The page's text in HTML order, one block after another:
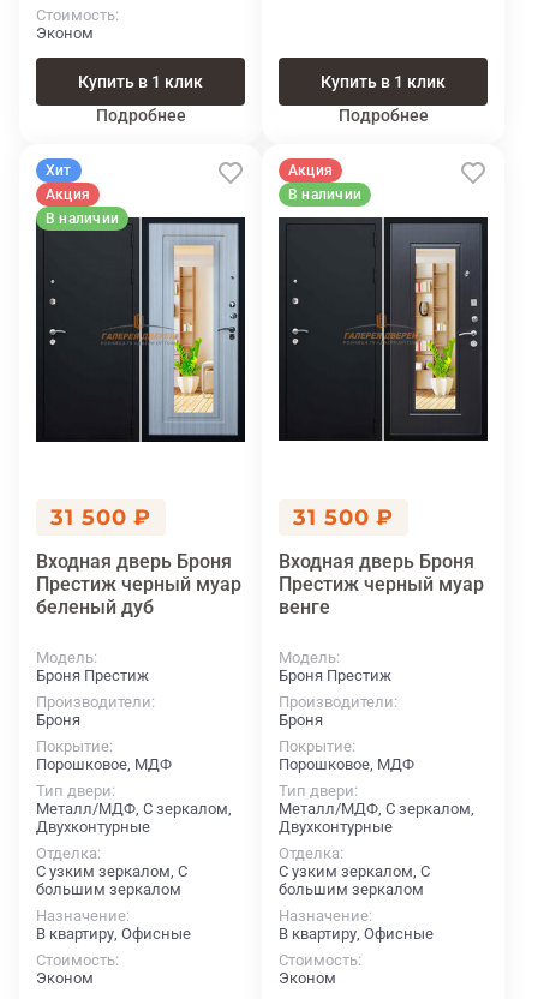
Стоимость
Эконом
Купить в 1 клик
Подробнее
Купить в 1 клик
Подробнее
Хит
Акция
В наличии
31 500 ₽
Входная дверь Броня
Престиж черный муар
беленый дуб
Модель
Броня Престиж
Производители
Броня
Покрытие
Порошковое, МДФ
Тип двери
Металл/МДФ, С зеркалом,
Двухконтурные
Отделка
С узким зеркалом, С
большим зеркалом
Назначение
В квартиру, Офисные
Стоимость
Эконом
Акция
В наличии
31 500 ₽
Входная дверь Броня
Престиж черный муар
венге
Модель
Броня Престиж
Производители
Броня
Покрытие
Порошковое, МДФ
Тип двери
Металл/МДФ, С зеркалом,
Двухконтурные
Отделка
С узким зеркалом, С
большим зеркалом
Назначение
В квартиру, Офисные
Стоимость
Эконом